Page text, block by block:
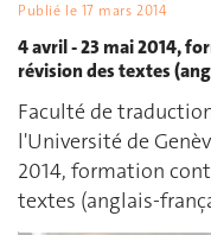
Publié le 17 mars 2014
4 avril - 23 mai 2014,
révision des textes
Faculté de
l'Université de
2014, formation
textes (anglais-